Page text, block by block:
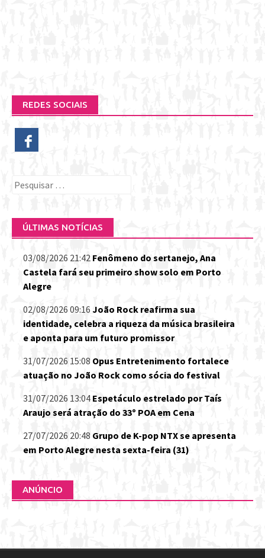
REDES SOCIAIS
Pesquisar
ÚLTIMAS NOTÍCIAS
03/08/2026 21:42 Fenômeno do sertanejo, Ana
Castela fará seu primeiro show solo em Porto
Alegre
02/08/2026 09:16 João Rock reafirma sua
identidade, celebra a riqueza da música brasileira
e aponta para um futuro promissor
31/07/2026 15:08 Opus Entretenimento fortalece
atuação no João Rock como sócia do festival
31/07/2026 13:04 Espetáculo estrelado por Taís
Araujo será atração do 33º POA em Cena
27/07/2026 20:48 Grupo de K-pop NTX se apresenta
em Porto Alegre nesta sexta-feira (31)
ANÚNCIO